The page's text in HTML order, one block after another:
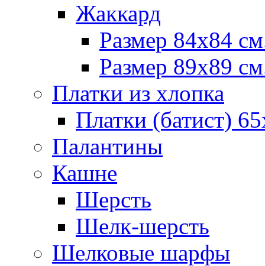
Жаккард
Размер 84х84
Размер 89х89
Платки из хлопка
Платки (батист)
Палантины
Кашне
Шерсть
Шелк-шерсть
Шелковые шарфы